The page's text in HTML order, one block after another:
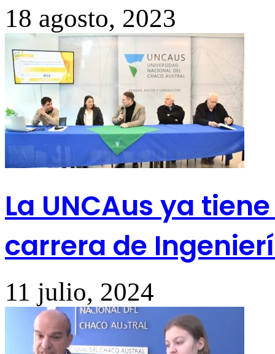
18 agosto, 2023
La UNCAus ya
carrera de
11 julio, 2024